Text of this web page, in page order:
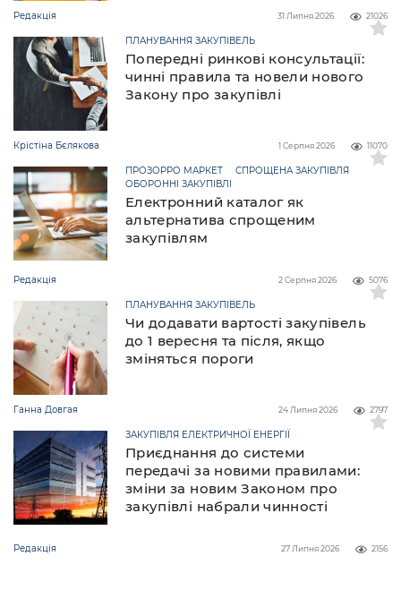
Редакція 21026
31 Липня 2026
Попередні ринкові консультації:
чинні правила та новели нового
Закону про закупівлі
ПЛАНУВАННЯ ЗАКУПІВЕЛЬ
Крістіна Бєлякова 11070
1 Серпня 2026
Електронний каталог як
альтернатива спрощеним
закупівлям
ПРОЗОРРО МАРКЕТ
СПРОЩЕНА ЗАКУПІВЛЯ
ОБОРОННІ ЗАКУПІВЛІ
Редакція 5076
2 Серпня 2026
Чи додавати вартості закупівель
до 1 вересня та після, якщо
зміняться пороги
ПЛАНУВАННЯ ЗАКУПІВЕЛЬ
Ганна Довгая 2797
24 Липня 2026
Приєднання до системи
передачі за новими правилами:
зміни за новим Законом про
закупівлі набрали чинності
ЗАКУПІВЛЯ ЕЛЕКТРИЧНОЇ ЕНЕРГІЇ
Редакція 2156
27 Липня 2026